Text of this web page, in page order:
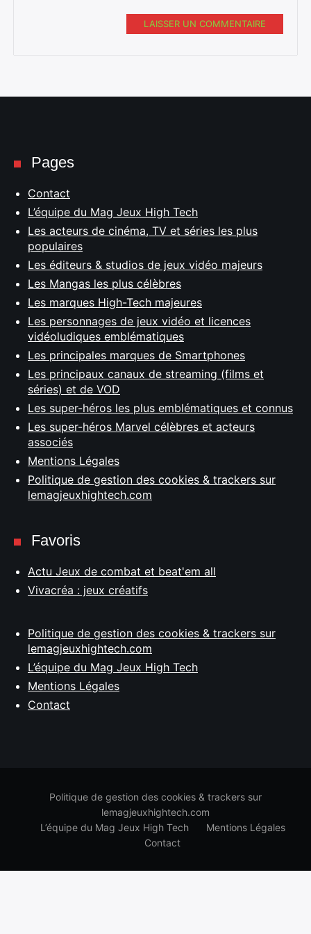
LAISSER UN COMMENTAIRE
Pages
Contact
L’équipe du Mag Jeux High Tech
Les acteurs de cinéma, TV et séries les plus
populaires
Les éditeurs & studios de jeux vidéo majeurs
Les Mangas les plus célèbres
Les marques High-Tech majeures
Les personnages de jeux vidéo et licences
vidéoludiques emblématiques
Les principales marques de Smartphones
Les principaux canaux de streaming (films et
séries) et de VOD
Les super-héros les plus emblématiques et connus
Les super-héros Marvel célèbres et acteurs
associés
Mentions Légales
Politique de gestion des cookies & trackers sur
lemagjeuxhightech.com
Favoris
Actu Jeux de combat et beat'em all
Vivacréa : jeux créatifs
Politique de gestion des cookies & trackers sur
lemagjeuxhightech.com
L’équipe du Mag Jeux High Tech
Mentions Légales
Contact
Politique de gestion des cookies & trackers sur
lemagjeuxhightech.com
L’équipe du Mag Jeux High Tech
Mentions Légales
Contact